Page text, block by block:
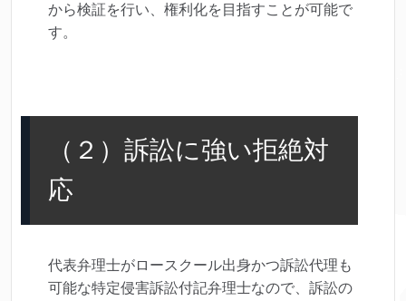
から検証を行い、権利化を目指すことが可能で
す。
（２）訴訟に強い拒絶対
応
代表弁理士がロースクール出身かつ訴訟代理も
可能な特定侵害訴訟付記弁理士なので、訴訟の